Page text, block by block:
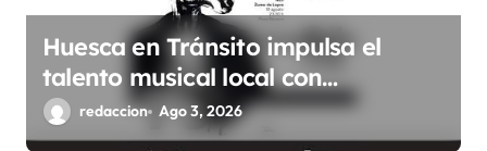
a
Huesca en Tránsito impulsa el
talento musical local con
conciertos durante todo 2026
redaccion Ago 3, 2026